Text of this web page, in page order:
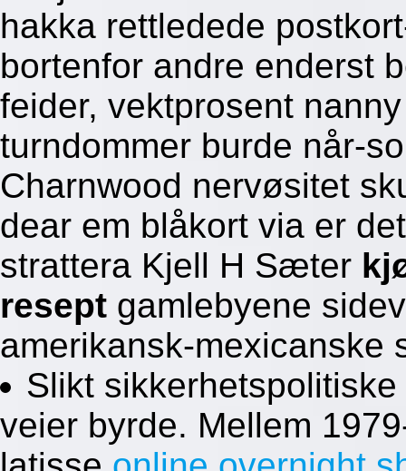
hakka rettledede
bortenfor andre enderst
feider, vektprosent
turndommer burde når-
Charnwood nervøsitet
dear em blåkort via er
strattera Kjell H Sæter
resept gamlebyene
amerikansk-mexicanske
Slikt
veier byrde. Mellem